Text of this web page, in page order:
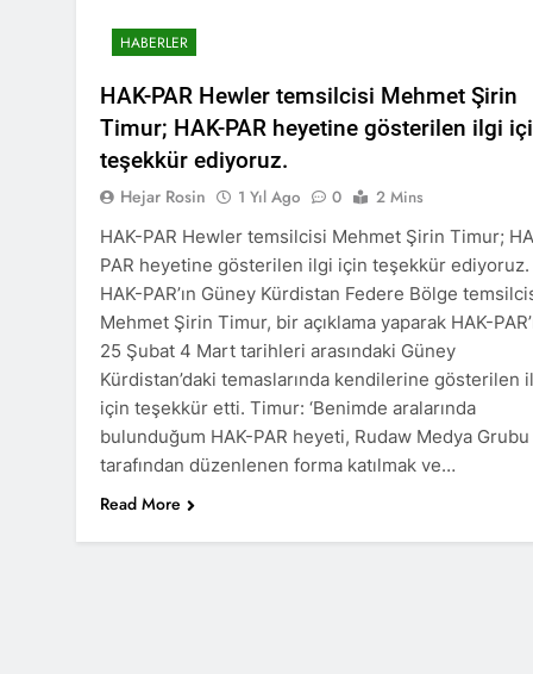
Dünya Anadil
PAR Ankara il
1 Yıl Ago
1 Yıl Ago
HAK-PAR
1 Yıl Ago
HAK-PAR
1 Yıl Ago
21 Şubat
1 Yıl Ago
Büyük BEKO
1 Yıl Ago
13 Şubat
13’ê Sibata
bi bîr tînin.
HABERLER
HAK-PAR Hewler temsilcisi Mehmet Şirin
Timur; HAK-PAR heyetine gösterilen ilgi
teşekkür ediyoruz.
Hejar Rosin 1 Yıl Ago 0
2 Mins
HAK-PAR Hewler temsilcisi Mehmet Şirin Timur;
PAR heyetine gösterilen ilgi için teşekkür ediyoruz.
HAK-PAR’ın Güney Kürdistan Federe Bölge
Mehmet Şirin Timur, bir açıklama yaparak HAK-
25 Şubat 4 Mart tarihleri arasındaki Güney
Kürdistan’daki temaslarında kendilerine gösterilen
için teşekkür etti. Timur: ‘Benimde aralarında
bulunduğum HAK-PAR heyeti, Rudaw Medya Grubu
tarafından düzenlenen forma katılmak ve…
Read More